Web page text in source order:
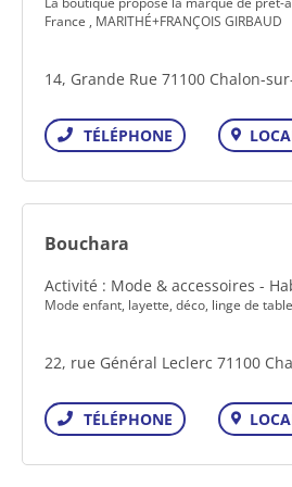
France , MARITHÉ+FRANÇOIS GIRBAUD
14, Grande Rue 71100 Chalon-
Téléphone
Bouchara
Activité : Mode & accessoires -
Mode enfant, layette, déco, linge de
22, rue Général Leclerc 71100
Téléphone